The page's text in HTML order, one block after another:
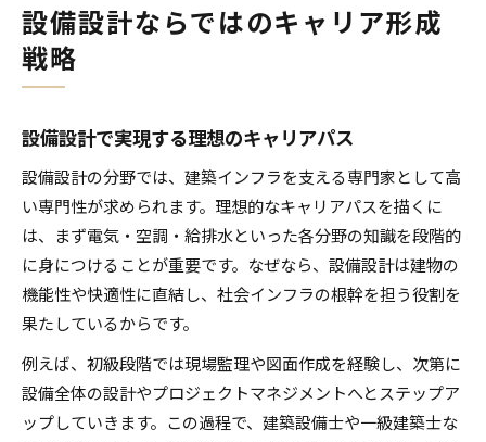
設備設計ならではのキャリア形成
戦略
設備設計で実現する理想のキャリアパス
設備設計の分野では、建築インフラを支える専門家として高
い専門性が求められます。理想的なキャリアパスを描くに
は、まず電気・空調・給排水といった各分野の知識を段階的
に身につけることが重要です。なぜなら、設備設計は建物の
機能性や快適性に直結し、社会インフラの根幹を担う役割を
果たしているからです。
例えば、初級段階では現場監理や図面作成を経験し、次第に
設備全体の設計やプロジェクトマネジメントへとステップア
ップしていきます。この過程で、建築設備士や一級建築士な